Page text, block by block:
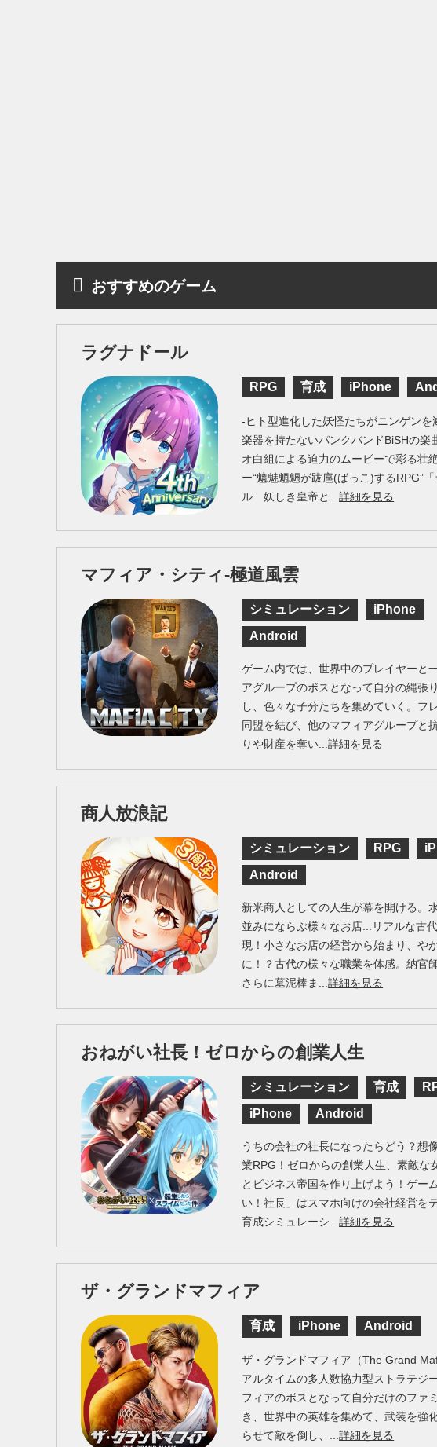
おすすめのゲーム
ラグナドール
RPG 育成 iPhone
-ヒト型進化した妖怪たちがニンゲンを
楽器を持たないパンクバンドBiSHの楽
オ白組による迫力のムービーで彩る壮
ー“魑魅魍魎が跋扈(ばっこ)するRPG”
ル 妖しき皇帝と...詳細を見る
マフィア・シティ-極道風雲
シミュレーション
iPhone
Android
ゲーム内では、世界中のプレイヤーと
アグループのボスとなって自分の縄張
し、色々な子分たちを集めていく。フ
同盟を結び、他のマフィアグループと
りや財産を奪い...詳細を見る
商人放浪記
シミュレーション RPG
Android
新米商人としての人生が幕を開ける。
並みにならぶ様々なお店...リアルな古
現！小さなお店の経営から始まり、や
に！？古代の様々な職業を体感。納官
さらに墓泥棒ま...詳細を見る
おねがい社長！ゼロからの創業人生
シミュレーション 育成
iPhone
Android
うちの会社の社長になったらどう？想
業RPG！ゼロからの創業人生、素敵な
とビジネス帝国を作り上げよう！ゲー
い！社長」はスマホ向けの会社経営を
育成シミュレーシ...詳細を見る
ザ・グランドマフィア
育成 iPhone Android
ザ・グランドマフィア（The Grand
アルタイムの多人数協力型ストラテジ
フィアのボスとなって自分だけのファ
き、世界中の英雄を集めて、武装を強
らせて敵を倒し、...詳細を見る